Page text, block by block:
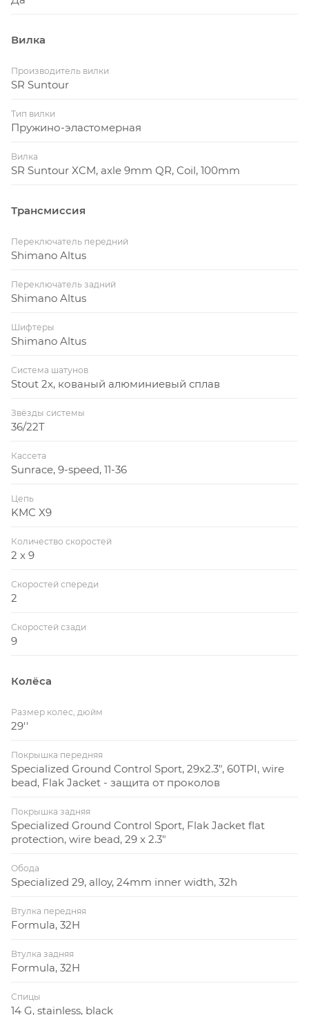
Вилка
Производитель вилки
SR Suntour
Тип вилки
Пружино-эластомерная
Вилка
SR Suntour XCM, axle 9mm QR, Coil, 100mm
Трансмиссия
Переключатель передний
Shimano Altus
Переключатель задний
Shimano Altus
Шифтеры
Shimano Altus
Система шатунов
Stout 2x, кованый алюминиевый сплав
Звёзды системы
36/22T
Кассета
Sunrace, 9-speed, 11-36
Цепь
KMC X9
Количество скоростей
2 x 9
Скоростей спереди
2
Скоростей сзади
9
Колёса
Размер колес, дюйм
29''
Покрышка передняя
Specialized Ground Control Sport, 29x2.3", 60TPI, wire
bead, Flak Jacket - защита от проколов
Покрышка задняя
Specialized Ground Control Sport, Flak Jacket flat
protection, wire bead, 29 x 2.3"
Обода
Specialized 29, alloy, 24mm inner width, 32h
Втулка передняя
Formula, 32H
Втулка задняя
Formula, 32H
Спицы
14 G, stainless, black